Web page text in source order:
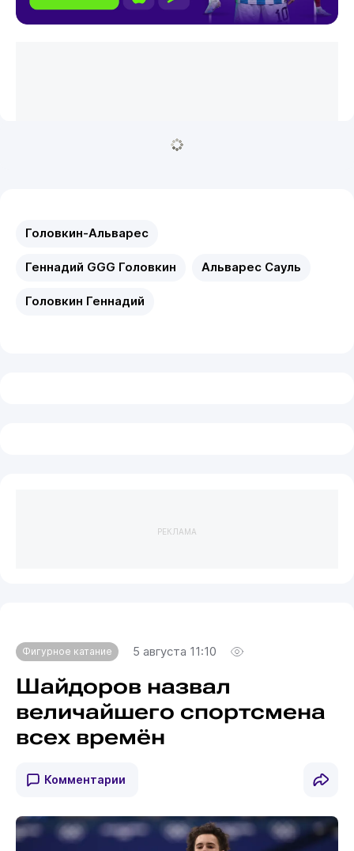
Головкин-Альварес
Геннадий GGG Головкин Альварес Сауль
Головкин Геннадий
РЕКЛАМА
Фигурное катание 5 августа 11:10
Шайдоров назвал
величайшего спортсмена
всех времён
Комментарии